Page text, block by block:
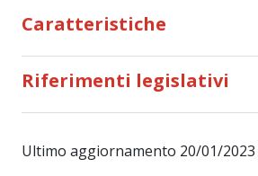
Caratteristiche
Riferimenti legislativi
Ultimo aggiornamento 20/01/2023